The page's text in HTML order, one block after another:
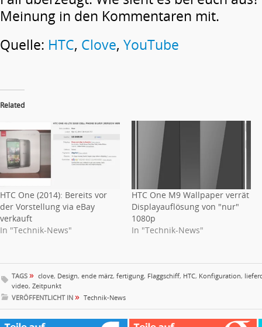
Meinung in den Kommentaren mit.
Quelle: HTC, Clove, YouTube
Related
HTC One (2014): Bereits vor
der Vorstellung via eBay
verkauft
In "Technik-News"
HTC One M9 Wallpaper verrät
Displayauflösung von "nur"
1080p
In "Technik-News"
TAGS » clove, Design, ende märz, fertigung, Flaggschiff, HTC, Konfiguration,
video, Zeitpunkt
VERÖFFENTLICHT IN » Technik-News